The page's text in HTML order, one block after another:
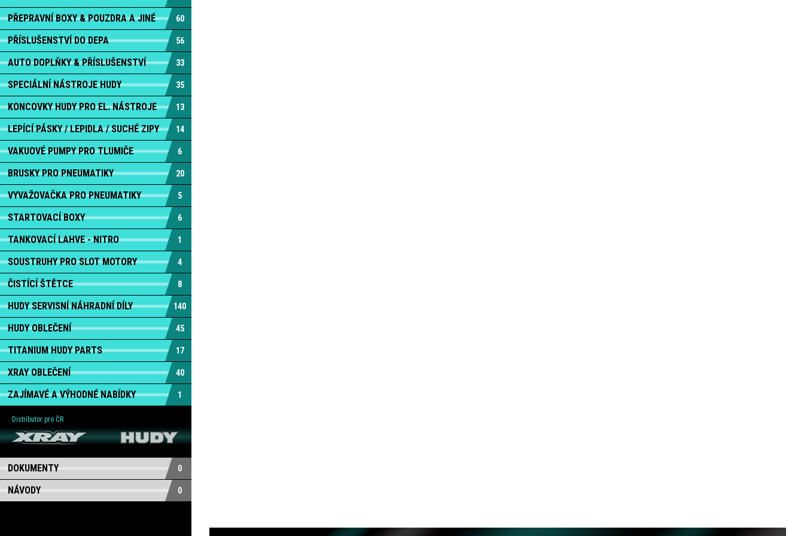
PŘEPRAVNÍ BOXY & POUZDRA A JINÉ 60
PŘÍSLUŠENSTVÍ DO DEPA 56
AUTO DOPLŇKY & PŘÍSLUŠENSTVÍ 33
SPECIÁLNÍ NÁSTROJE HUDY 35
KONCOVKY HUDY PRO EL. NÁSTROJE 13
LEPÍCÍ PÁSKY / LEPIDLA / SUCHÉ ZIPY 14
VAKUOVÉ PUMPY PRO TLUMIČE 6
BRUSKY PRO PNEUMATIKY 20
VYVAŽOVAČKA PRO PNEUMATIKY 5
STARTOVACÍ BOXY 6
TANKOVACÍ LAHVE - NITRO 1
SOUSTRUHY PRO SLOT MOTORY 4
ČISTÍCÍ ŠTĚTCE 8
HUDY SERVISNÍ NÁHRADNÍ DÍLY 140
HUDY OBLEČENÍ 45
TITANIUM HUDY PARTS 17
XRAY OBLEČENÍ 40
ZAJÍMAVÉ A VÝHODNÉ NABÍDKY 1
Distributor pro ČR
DOKUMENTY 0
NÁVODY 0